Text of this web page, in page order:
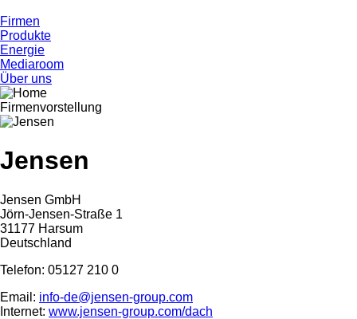
Firmen
Produkte
Energie
Mediaroom
Über uns
Firmenvorstellung
Jensen
Jensen GmbH
Jörn-Jensen-Straße 1
31177 Harsum
Deutschland
Telefon: 05127 210 0
Email: info-de@jensen-group.com
Internet: www.jensen-group.com/dach